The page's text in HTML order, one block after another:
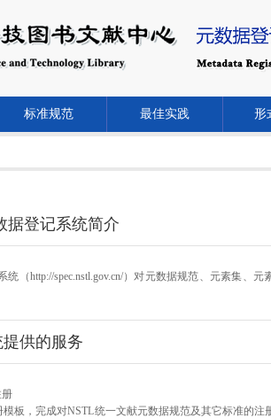
标准规范 最佳实践 形
据登记系统简介
统（http://spec.nstl.gov.cn/）对元数据规范、元素集
供的服务
册
模板，完成对NSTL统一文献元数据规范及其它标准的